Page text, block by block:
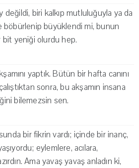
değildi, biri kalkıp mutluluğuyla ya da
böbürlenip büyüklendi mi, bunun
bit yeniği olurdu hep.
yaptık. Bütün bir hafta canını
sonra, bu akşamın insana
bilemezsin sen.
bir fikrin vardı; içinde bir inanç,
eylemlere, acılara,
Ama yavaş yavaş anladın ki,